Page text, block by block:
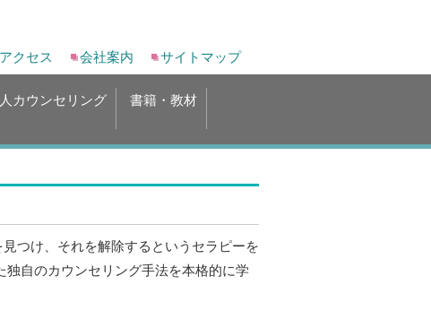
アクセス 会社案内 サイトマップ
カウンセリング 書籍・教材
つけ、それを解除するというセラピーを
自のカウンセリング手法を本格的に学